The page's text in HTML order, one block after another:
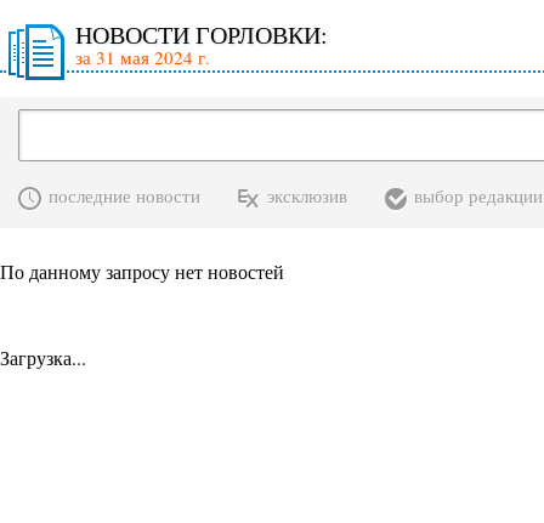
НОВОСТИ ГОРЛОВКИ:
за 31 мая 2024 г.
последние новости эксклюзив выбор редакции
По данному запросу нет новостей
Загрузка...